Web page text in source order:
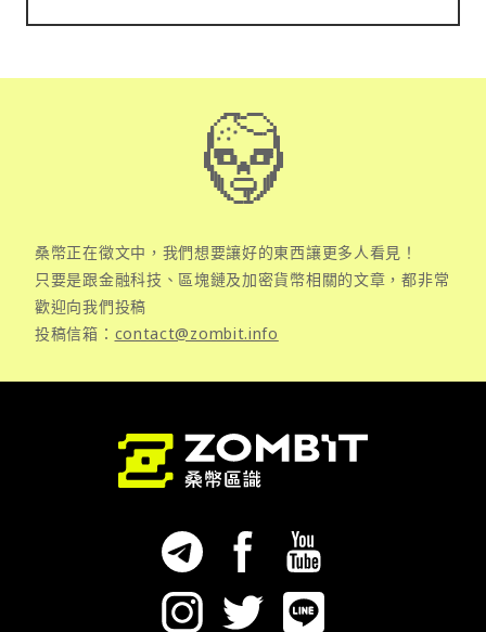
桑幣正在徵文中，我們想要讓好的東西讓更多人看見！
只要是跟金融科技、區塊鏈及加密貨幣相關的文章，都非常
歡迎向我們投稿
投稿信箱： contact@zombit.info